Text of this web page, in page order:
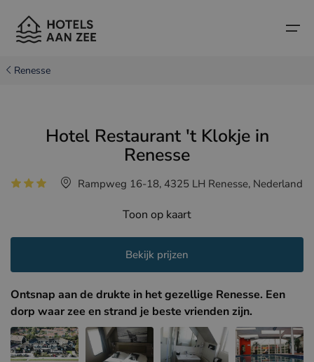
Populaire badsteden
Populaire badsteden
Hotels in Cadzand (NL)
Hotels in Blankenberge (BE)
Hotels in Middelkerke (BE)
Hotels in Sluis (NL)
Hotels in Renesse (NL)
Landen
Belgische kust
Boutique hotels
Reistips en weetjes
Renesse
Hotel Restaurant 't Klokje in
Renesse
Rampweg 16-18, 4325 LH Renesse, Nederland
Toon op kaart
Bekijk prijzen
Ontsnap aan de drukte in het gezellige Renesse. Een
dorp waar zee en strand je beste vrienden zijn.